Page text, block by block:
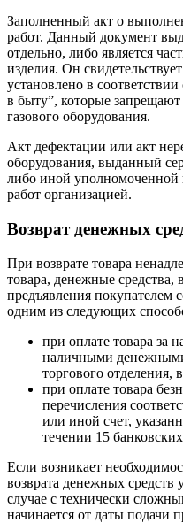
Заполненный акт о
работ. Данный документ
отдельно, либо является
изделия. Он
установлено в
в быту”, которые
газового оборудования.
Акт дефектации или акт
оборудования, выданный
либо иной уполномоченной
работ организацией.
Возврат денежных
При возврате товара
товара, денежные
предъявления покупателем
одним из следующих
при оплате товара за
наличными денежными
торгового отделения,
при оплате товара
перечисления
или иной счет,
течении 15
Если возникает
возврата денежных средств
случае с технически
начинается от даты подачи